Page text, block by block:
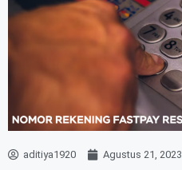
aditiya1920 Agustus 21, 2023